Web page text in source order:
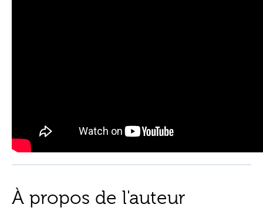
À propos de l'auteur